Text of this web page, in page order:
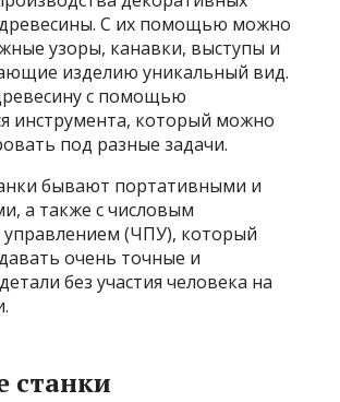
С их помощью можно
узоры, канавки, выступы и
изделию уникальный вид.
с помощью
инструмента, который можно
под разные задачи.
бывают портативными и
а также с числовым
(ЧПУ), который
очень точные и
без участия человека на
станки